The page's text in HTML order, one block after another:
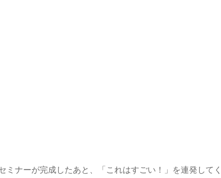
ミナーが完成したあと、「これはすごい！」を連発してく